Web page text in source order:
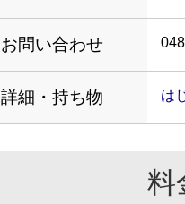
お問い合わせ
詳細・持ち物 は
料